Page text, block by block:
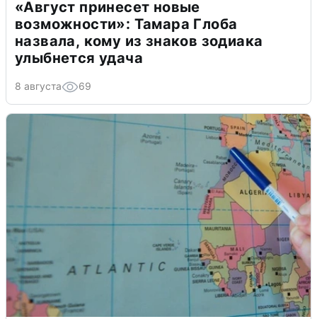
«Август принесет новые
возможности»: Тамара Глоба
назвала, кому из знаков зодиака
улыбнется удача
8 августа 69